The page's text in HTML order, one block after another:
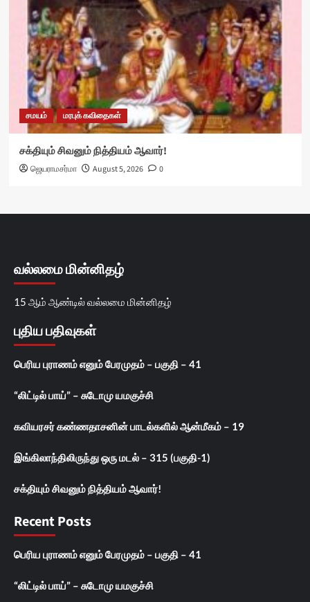
சமயம் மரபுக் கவிதைகள்
சக்தியும் சிவனும் நித்தியம் ஆவார்!
ஜெயராமசர்மா August 5, 2026 0
வல்லமை மின்னிதழ்
15 ஆம் ஆண்டில் வல்லமை மின்னிதழ்
புதிய பதிவுகள்
பெரிய புராணம் எனும் பேரமுதம் – பகுதி – 41
“லிட்டில் பாய்” – சுடோமு யமகுச்சி
கவியரசர் கண்ணதாசனின் பாடல்களில் ஆன்மீகம் – 19
இங்கிலாந்திலிருந்து ஒரு மடல் – 315 (பகுதி-1)
சக்தியும் சிவனும் நித்தியம் ஆவார்!
Recent Posts
பெரிய புராணம் எனும் பேரமுதம் – பகுதி – 41
“லிட்டில் பாய்” – சுடோமு யமகுச்சி